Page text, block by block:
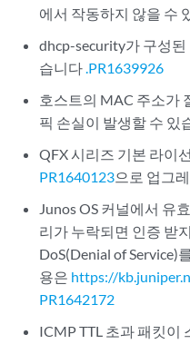
에서 작동하지 않을 수
dhcp-security가 구성
습니다.PR1639926
호스트의 MAC 주소가
픽 손실이 발생할 수 있
QFX 시리즈 기본 라이
PR1640123으로 업그
Junos OS 커널에서 유
리가 누락되면 인증 받
DoS(Denial of Service)
용은 https://
PR1642172
ICMP TTL 초과 패킷이